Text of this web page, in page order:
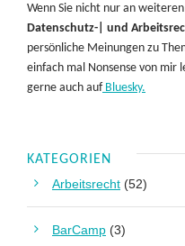
Wenn Sie nicht nur an weiteren
Datenschutz-| und
persönliche Meinungen zu
einfach mal Nonsense von mir
gerne auch aufBluesky.
KATEGORIEN
Arbeitsrecht (52)
BarCamp (3)